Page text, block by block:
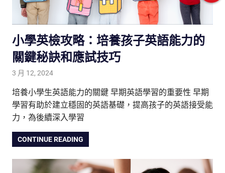
小學英檢攻略：培養孩子英語能力的
關鍵秘訣和應試技巧
3 月 12, 2024
培養小學生英語能力的關鍵 早期英語學習的重要性 早期
學習有助於建立穩固的英語基礎，提高孩子的英語接受能
力，為後續深入學習
CONTINUE READING